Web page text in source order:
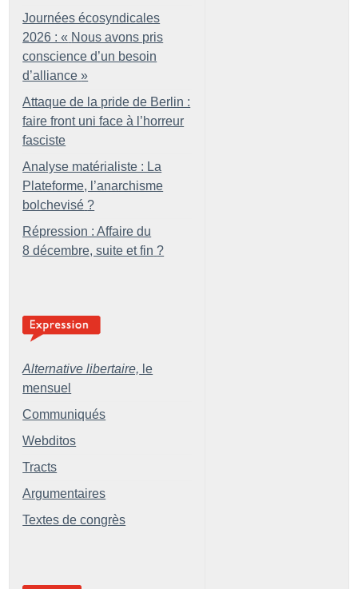
Journées écosyndicales
2026 : « Nous avons pris
conscience d’un besoin
d’alliance »
Attaque de la pride de Berlin :
faire front uni face à l’horreur
fasciste
Analyse matérialiste : La
Plateforme, l’anarchisme
bolchevisé ?
Répression : Affaire du
8 décembre, suite et fin ?
Alternative libertaire, le
mensuel
Communiqués
Webditos
Tracts
Argumentaires
Textes de congrès